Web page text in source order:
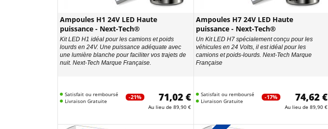
Ampoules H1 24V LED Haute
puissance - Next-Tech®
Kit LED H1 idéal pour les camions et poids
lourds en 24V. Une puissance adéquate avec
une lumière blanche pour faciliter vos trajets de
nuit. Next-Tech Marque Française.
Satisfait ou remboursé
Livraison Gratuite
-21% 71,02 €
Au lieu de89,90 €
Ampoules H7 24V LED Haute
puissance - Next-Tech®
Un Kit LED H7 spécialement conçu pour les
véhicules en 24 Volts, il est idéal pour les
camions et poids-lourds. Next-Tech Marque
Française
Satisfait ou remboursé
Livraison Gratuite
-17% 74,62 €
Au lieu de 89,90 €